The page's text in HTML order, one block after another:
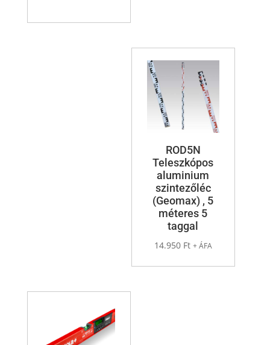
ROD5N
Teleszkópos
aluminium
szintezőléc
(Geomax) , 5
méteres 5
taggal
14.950 Ft + ÁFA